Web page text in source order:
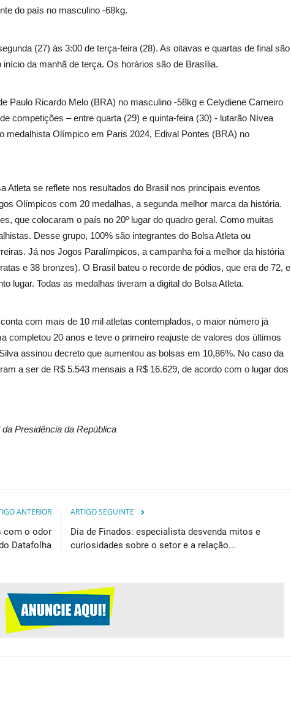
do país no masculino -68kg.
(27) às 3:00 de terça-feira (28). As oitavas e quartas de final são
da manhã de terça. Os horários são de Brasília.
Paulo Ricardo Melo (BRA) no masculino -58kg e Celydiene Carneiro
competições – entre quarta (29) e quinta-feira (30) - lutarão Nívea
medalhista Olímpico em Paris 2024, Edival Pontes (BRA) no
Atleta se reflete nos resultados do Brasil nos principais eventos
Olímpicos com 20 medalhas, a segunda melhor marca da história.
que colocaram o país no 20º lugar do quadro geral. Como muitas
Desse grupo, 100% são integrantes do Bolsa Atleta ou
Já nos Jogos Paralímpicos, a campanha foi a melhor da história
e 38 bronzes). O Brasil bateu o recorde de pódios, que era de 72, e
lugar. Todas as medalhas tiveram a digital do Bolsa Atleta.
com mais de 10 mil atletas contemplados, o maior número já
completou 20 anos e teve o primeiro reajuste de valores dos últimos
assinou decreto que aumentou as bolsas em 10,86%. No caso da
a ser de R$ 5.543 mensais a R$ 16.629, de acordo com o lugar dos
Presidência da República
ANTERIOR
com o odor
Datafolha
ARTIGO SEGUINTE
Dia de Finados: especialista desvenda mitos e
curiosidades sobre o setor e a relação...
jurídicos e
Ecoposto fortalece proteção das
Cavernas de Martins e abre...
Governadora Fátima Bezerra e prefeito César visitaram
obras da estrutura que receberá...